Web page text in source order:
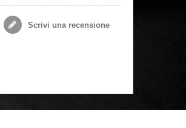
Scrivi una recensione